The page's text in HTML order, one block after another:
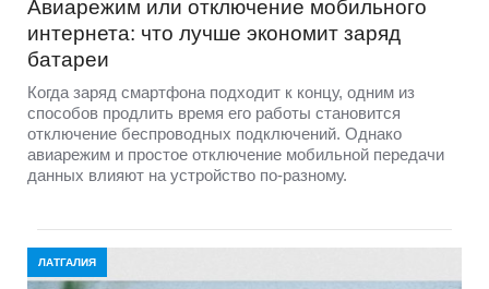
Авиарежим или отключение мобильного
интернета: что лучше экономит заряд
батареи
Когда заряд смартфона подходит к концу, одним из
способов продлить время его работы становится
отключение беспроводных подключений. Однако
авиарежим и простое отключение мобильной передачи
данных влияют на устройство по-разному.
ЛАТГАЛИЯ